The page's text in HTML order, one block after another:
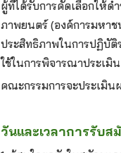
ผู้ที่ได้รับการคัดเลือกให้
ภาพยนตร์ (องค์การมหาช
ประสิทธิภาพในการปฏิบั
ใช้ในการพิจารณาประเมิ
คณะกรรมการจะประเมิ
วันและเวลาการรับส